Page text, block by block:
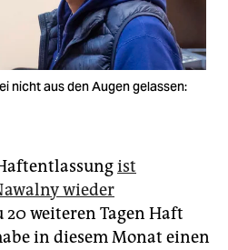
nicht aus den Augen gelassen:
ist
wieder
20 weiteren Tagen Haft
in diesem Monat einen